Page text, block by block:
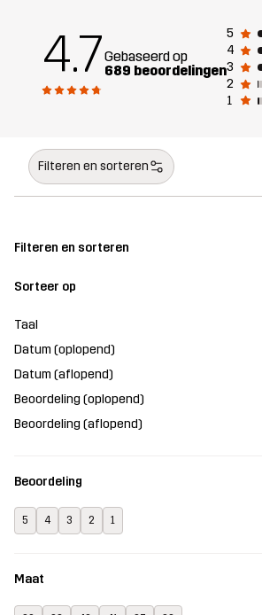
4.7Gebaseerd op
689 beoordelingen
5
4
3
2
1
Filteren en sorteren
Filteren en sorteren
Sorteer op
Taal
Datum (oplopend)
Datum (aflopend)
Beoordeling (oplopend)
Beoordeling (aflopend)
Beoordeling
5 4 3 2 1
Maat